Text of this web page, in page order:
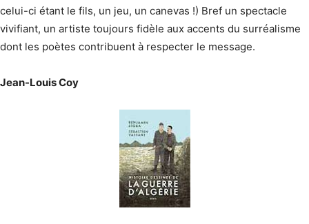
celui-ci étant le fils, un jeu, un canevas !) Bref un spectacle
vivifiant, un artiste toujours fidèle aux accents du surréalisme
dont les poètes contribuent à respecter le message.
Jean-Louis Coy